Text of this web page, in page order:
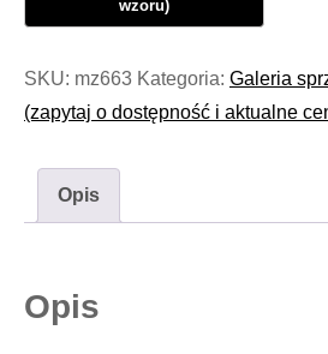
SKU: mz663 Kategoria: Galeria
(zapytaj o dostępność i aktualne
Opis
Opis